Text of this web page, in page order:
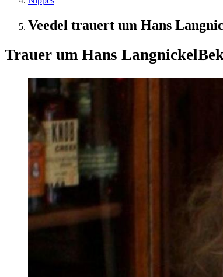
Veedel trauert um Hans
Trauer um Hans Langnickel